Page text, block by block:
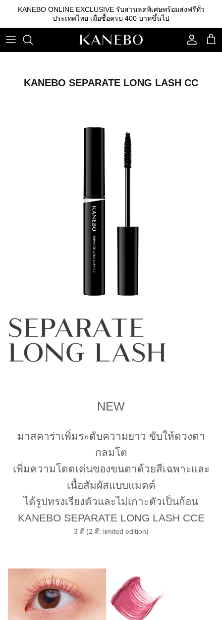
ที่
เนื้อหา
KANEBO ONLINE EXCLUSIVE รับส่วนลดพิเศษพร้อมส่งฟรีทั่ว
ประเทศไทย เมื่อซื้อครบ 400 บาทขึ้นไป
คลีนซิ่ง
รองพื้น
คิ้ว
KANEBO SEPARATE LONG LASH CC
NEW
มาสคาร่าเพิ่มระดับความยาว ขับให้ดวงตา
กลมโต
เพิ่มความโดดเด่นของขนตาด้วยสีเฉพาะและ
เนื้อสัมผัสแบบแมตต์
ได้รูปทรงเรียงตัวและไม่เกาะตัวเป็นก้อน
KANEBO SEPARATE LONG LASH CCE
3 สี (2 สี: limited edition)